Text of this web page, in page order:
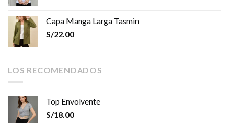
Capa Manga Larga Tasmin
S/22.00
LOS RECOMENDADOS
Top Envolvente
S/18.00